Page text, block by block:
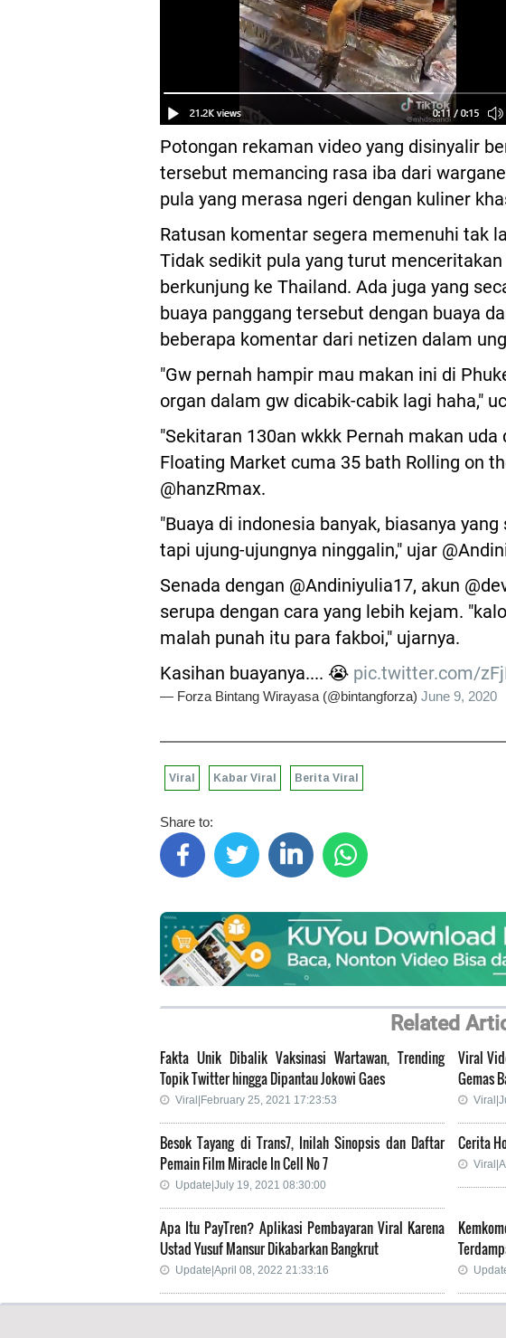
Potongan rekaman video yang disinyalir
tersebut memancing rasa iba dari
pula yang merasa ngeri dengan kuliner
Ratusan komentar segera memenuhi tak
Tidak sedikit pula yang turut
berkunjung ke Thailand. Ada juga yang
buaya panggang tersebut dengan buaya
beberapa komentar dari netizen dalam
"Gw pernah hampir mau makan ini di
organ dalam gw dicabik-cabik lagi haha,"
"Sekitaran 130an wkkk Pernah makan
Floating Market cuma 35 bath Rolling on
@hanzRmax.
"Buaya di indonesia banyak, biasanya
tapi ujung-ujungnya ninggalin," ujar
Senada dengan @Andiniyulia17, akun
serupa dengan cara yang lebih kejam.
malah punah itu para fakboi," ujarnya.
Kasihan buayanya.... 😭 pic.twitter.com/
— Forza Bintang Wirayasa (@bintangforza) June 9, 2020
Viral Kabar Viral Berita Viral
Share to:
Related
Fakta Unik Dibalik Vaksinasi Wartawan, Trending
Topik Twitter hingga Dipantau Jokowi Gaes
Viral|February 25, 2021 17:23:53
Viral
Gemas
Besok Tayang di Trans7, Inilah Sinopsis dan Daftar
Pemain Film Miracle In Cell No 7
Update|July 19, 2021 08:30:00
Cerita
Apa Itu PayTren? Aplikasi Pembayaran Viral Karena
Ustad Yusuf Mansur Dikabarkan Bangkrut
Update|April 08, 2022 21:33:16